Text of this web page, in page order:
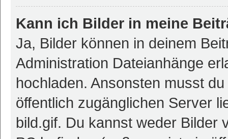
Kann ich Bilder in meine
Ja, Bilder können in deinem
Administration Dateianhänge
hochladen. Ansonsten musst
öffentlich zugänglichen Server
bild.gif. Du kannst weder Bilder